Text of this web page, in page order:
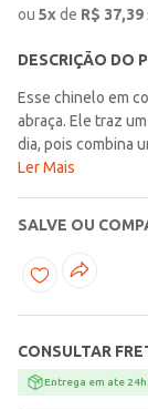
ou 5xde R$ 37,39
DESCRIÇÃO DO
Esse chinelo em
abraça. Ele traz
dia, pois combina
super macia e a
calçados Pegada
qualidade, que
durabilidade, que
ou escova de
sombra. Além
manter ou renovar
Ler Mais
SALVE OU
CONSULTAR
Entrega em ate